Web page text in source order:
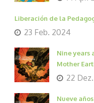
Liberación de la
23 Feb. 2024
Nine years
Mother
22
Nueve